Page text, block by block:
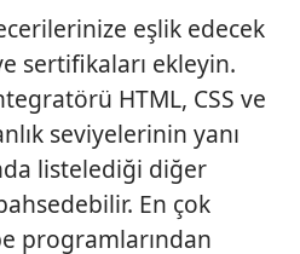
eşlik edecek
sertifikaları ekleyin.
HTML, CSS ve
seviyelerinin yanı
listelediği diğer
En çok
programlarından